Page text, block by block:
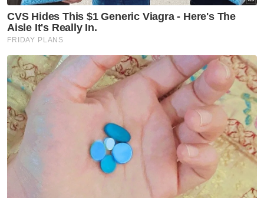
Covid-19
KKM keluarkan perincian
Covid-19
KKM pantau peningkatan kes
Covid-19 di Singapura
Covid-19
Kes Covid-19 di Pulau Pinang
menurun